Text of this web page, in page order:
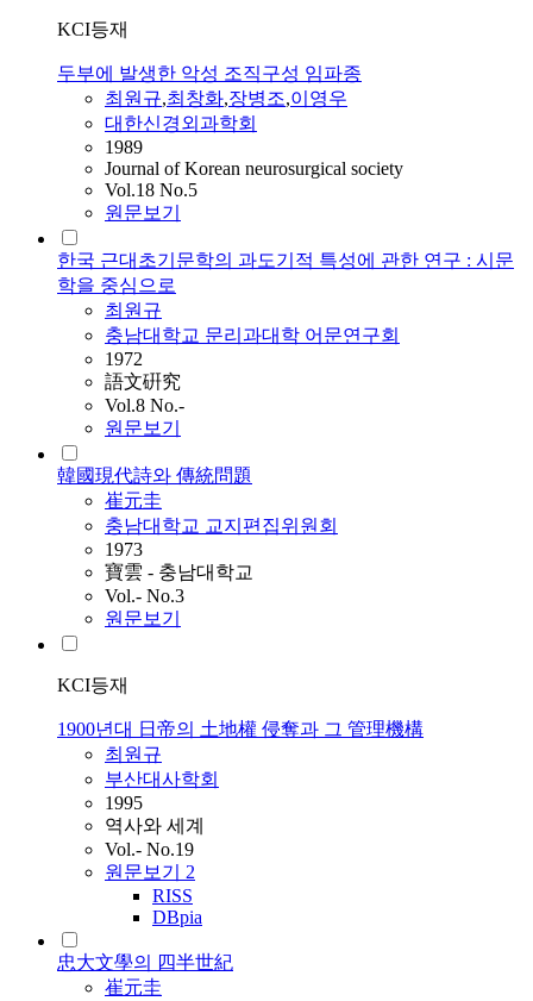
KCI등재
두부에 발생한 악성 조직구성 임파종
최원규,최창화,장병조,이영우
대한신경외과학회
1989
Journal of Korean neurosurgical society
Vol.18 No.5
원문보기
한국 근대초기문학의 과도기적 특성에 관한 연구 : 시문
학을 중심으로
최원규
충남대학교 문리과대학 어문연구회
1972
語文硏究
Vol.8 No.-
원문보기
韓國現代詩와 傳統問題
崔元圭
충남대학교 교지편집위원회
1973
寶雲 - 충남대학교
Vol.- No.3
원문보기
KCI등재
1900년대 日帝의 土地權 侵奪과 그 管理機構
최원규
부산대사학회
1995
역사와 세계
Vol.- No.19
원문보기 2
RISS
DBpia
忠大文學의 四半世紀
崔元圭